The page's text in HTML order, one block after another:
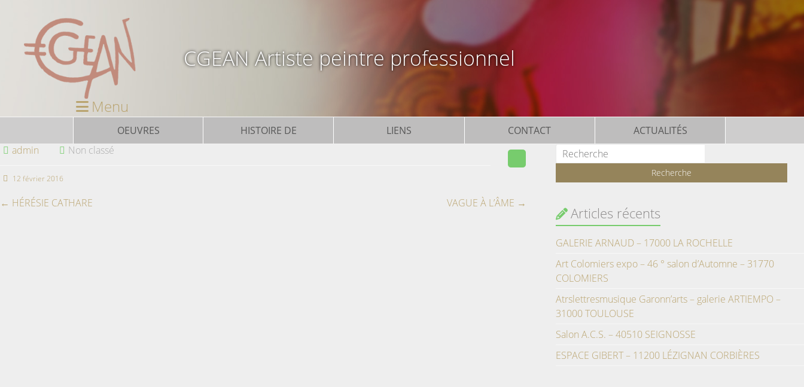
CGEAN Artiste peintre professionnel
Menu
OEUVRES HISTOIRE DE LIENS CONTACT
ACTUALITÉS
admin
Non classé
12 février 2016
← HÉRÉSIE CATHARE VAGUE À L’ÂME →
Articles récents
GALERIE ARNAUD – 17000 LA ROCHELLE
Art Colomiers expo – 46 ° salon d’Automne – 31770
COLOMIERS
Atrslettresmusique Garonn’arts – galerie ARTIEMPO –
31000 TOULOUSE
Salon A.C.S. – 40510 SEIGNOSSE
ESPACE GIBERT – 11200 LÉZIGNAN CORBIÈRES